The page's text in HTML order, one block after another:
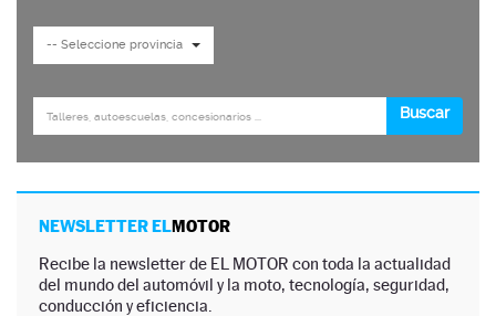
NEWSLETTER ELMOTOR
Recibe la newsletter de EL MOTOR con toda la actualidad
del mundo del automóvil y la moto, tecnología, seguridad,
conducción y eficiencia.